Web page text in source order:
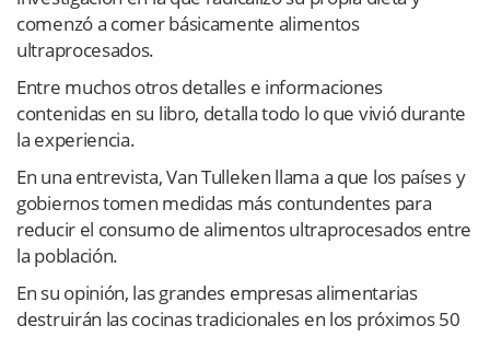
comenzó a comer básicamente alimentos
ultraprocesados.
Entre muchos otros detalles e informaciones
contenidas en su libro, detalla todo lo que vivió durante
la experiencia.
En una entrevista, Van Tulleken llama a que los países y
gobiernos tomen medidas más contundentes para
reducir el consumo de alimentos ultraprocesados entre
la población.
En su opinión, las grandes empresas alimentarias
destruirán las cocinas tradicionales en los próximos 50